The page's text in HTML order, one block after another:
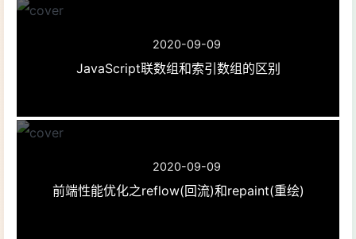
2020-09-09
JavaScript联数组和索引数组的区别
2020-09-09
前端性能优化之reflow(回流)和repaint(重绘)